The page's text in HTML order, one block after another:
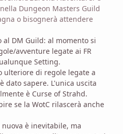
Dungeon Masters Guild
o bisognerà attendere
DM Guild: al momento si
avventure legate ai FR
Setting.
ulteriore di regole legate a
dato sapere. L'unica uscita
è Curse of Strahd.
se la WotC rilascerà anche
è inevitabile, ma